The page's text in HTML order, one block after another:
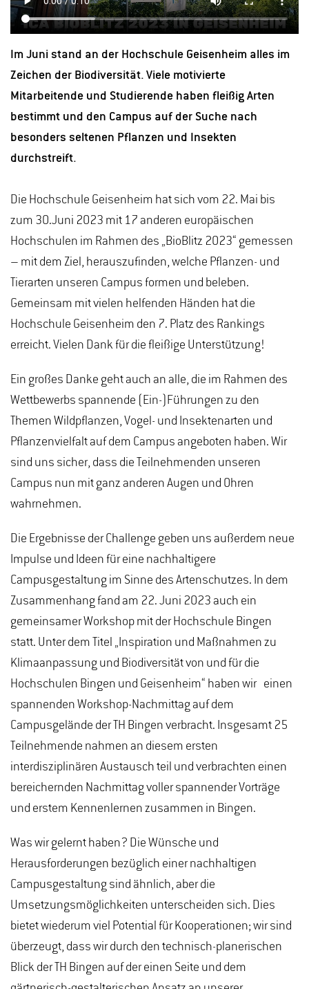
Im Juni stand an der Hochschule Geisenheim alles im
Zeichen der Biodiversität. Viele motivierte
Mitarbeitende und Studierende haben fleißig Arten
bestimmt und den Campus auf der Suche nach
besonders seltenen Pflanzen und Insekten
durchstreift.
Die Hochschule Geisenheim hat sich vom 22. Mai bis
zum 30.Juni 2023 mit 17 anderen europäischen
Hochschulen im Rahmen des „BioBlitz 2023“ gemessen
– mit dem Ziel, herauszufinden, welche Pflanzen- und
Tierarten unseren Campus formen und beleben.
Gemeinsam mit vielen helfenden Händen hat die
Hochschule Geisenheim den 7. Platz des Rankings
erreicht. Vielen Dank für die fleißige Unterstützung!
Ein großes Danke geht auch an alle, die im Rahmen des
Wettbewerbs spannende (Ein-)Führungen zu den
Themen Wildpflanzen, Vogel- und Insektenarten und
Pflanzenvielfalt auf dem Campus angeboten haben. Wir
sind uns sicher, dass die Teilnehmenden unseren
Campus nun mit ganz anderen Augen und Ohren
wahrnehmen.
Die Ergebnisse der Challenge geben uns außerdem neue
Impulse und Ideen für eine nachhaltigere
Campusgestaltung im Sinne des Artenschutzes. In dem
Zusammenhang fand am 22. Juni 2023 auch ein
gemeinsamer Workshop mit der Hochschule Bingen
statt. Unter dem Titel „Inspiration und Maßnahmen zu
Klimaanpassung und Biodiversität von und für die
Hochschulen Bingen und Geisenheim“ haben wir einen
spannenden Workshop-Nachmittag auf dem
Campusgelände der TH Bingen verbracht. Insgesamt 25
Teilnehmende nahmen an diesem ersten
interdisziplinären Austausch teil und verbrachten einen
bereichernden Nachmittag voller spannender Vorträge
und erstem Kennenlernen zusammen in Bingen.
Was wir gelernt haben? Die Wünsche und
Herausforderungen bezüglich einer nachhaltigen
Campusgestaltung sind ähnlich, aber die
Umsetzungsmöglichkeiten unterscheiden sich. Dies
bietet wiederum viel Potential für Kooperationen; wir sind
überzeugt, dass wir durch den technisch-planerischen
Blick der TH Bingen auf der einen Seite und dem